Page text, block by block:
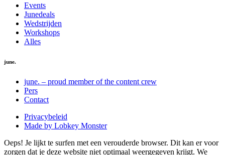
Events
Junedeals
Wedstrijden
Workshops
Alles
june.
june. – proud member of the content crew
Pers
Contact
Privacybeleid
Made by Lobkey Monster
Oeps! Je lijkt te surfen met een verouderde browser. Dit kan er voor
zorgen dat je deze website niet optimaal weergegeven krijgt. We